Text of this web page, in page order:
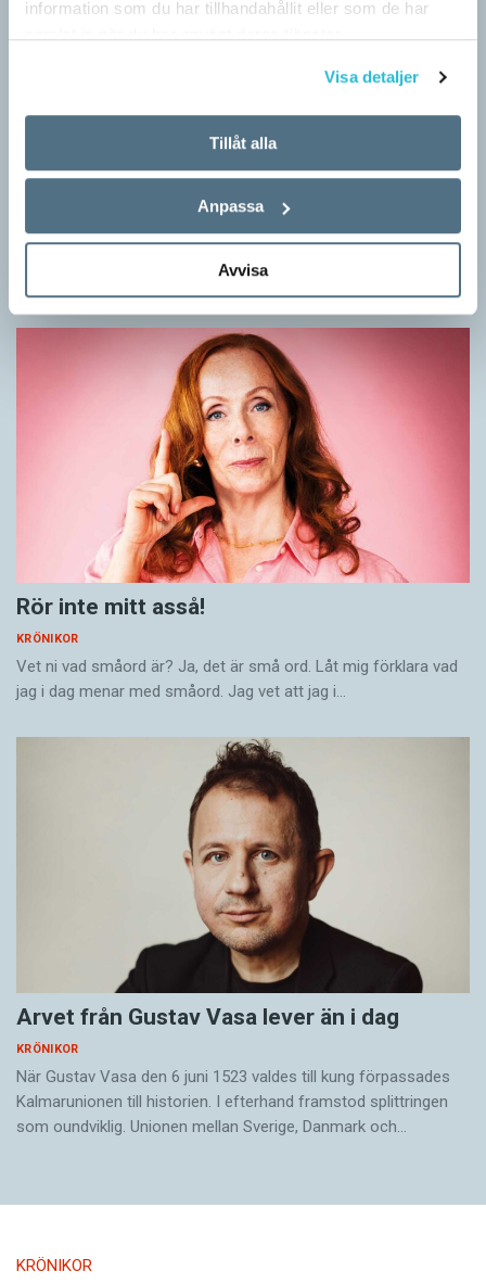
information som du har tillhandahållit eller som de har
Visa detaljer
Tillåt alla
Anpassa
Avvisa
Mesen är ingen fegis
Sveriges vanligaste vinterfågel är en mes. Alltså ingen fegis
Rör inte mitt asså!
KRÖNIKOR
Vet ni vad småord är? Ja, det är små ord. Låt mig förklara vad
jag i dag menar med småord. Jag vet att jag i…
Arvet från Gustav Vasa lever än i dag
KRÖNIKOR
När Gustav Vasa den 6 juni 1523 ­valdes till kung förpassades
Kalmar­unionen till historien. I efterhand framstod splittringen
som ound­viklig. ­Unionen ­mellan Sverige, Danmark och…
KRÖNIKOR